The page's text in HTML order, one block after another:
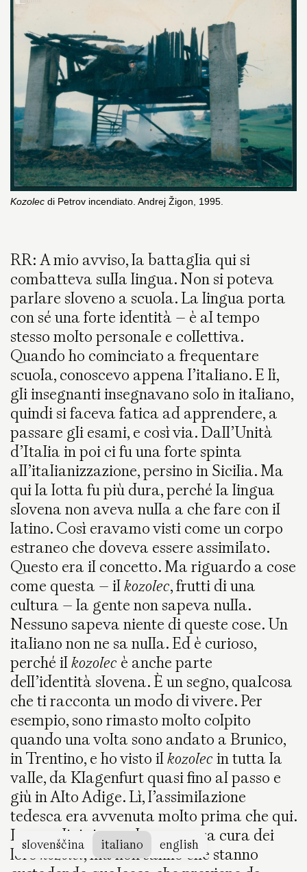
slovenščina italiano english
Kozolec di Petrov incendiato. Andrej Žigon, 1995.
RR: A mio avviso, la battaglia qui si
combatteva sulla lingua. Non si poteva
parlare sloveno a scuola. La lingua porta
con sé una forte identità – è al tempo
stesso molto personale e collettiva.
Quando ho cominciato a frequentare
scuola, conoscevo appena l’italiano. E lì,
gli insegnanti insegnavano solo in italiano,
quindi si faceva fatica ad apprendere, a
passare gli esami, e così via. Dall’Unità
d’Italia in poi ci fu una forte spinta
all’italianizzazione, persino in Sicilia. Ma
qui la lotta fu più dura, perché la lingua
slovena non aveva nulla a che fare con il
latino. Così eravamo visti come un corpo
estraneo che doveva essere assimilato.
Questo era il concetto. Ma riguardo a cose
come questa – ilkozolec, frutti di una
cultura – la gente non sapeva nulla.
Nessuno sapeva niente di queste cose. Un
italiano non ne sa nulla. Ed è curioso,
perché ilkozolec è anche parte
dell’identità slovena. È un segno, qualcosa
che ti racconta un modo di vivere. Per
esempio, sono rimasto molto colpito
quando una volta sono andato a Brunico,
in Trentino, e ho visto ilkozolecin tutta la
valle, da Klagenfurt quasi fino al passo e
giù in Alto Adige. Lì, l’assimilazione
tedesca era avvenuta molto prima che qui.
I contadini si prendono ancora cura dei
lorokozolci, ma non sanno che stanno